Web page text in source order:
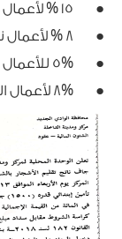
● 15 % لأعمال مباني الحوائط.
● 8 % لأعمال نجارة الأبواب والشبابيك.
● 5% للأعمال الصحية.
● 8% لأعمال البياض والتشطيبات الداخلية.